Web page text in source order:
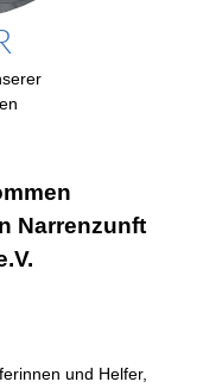
Narrenzunft
und Helfer,